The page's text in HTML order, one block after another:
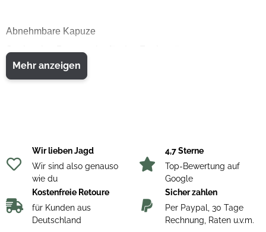
Abnehmbare Kapuze
Vorbereitet für Antennenöffnung
Weitenregulierung am Ärmelbündchen per Riemen mit
Klettverschluss
Verstärkung am hinteren Bereich
Schnellzugriffs-Verschluss
Mehr anzeigen
Wir lieben Jagd
Wir sind also genauso
wie du
4,7 Sterne
Top-Bewertung auf
Google
Kostenfreie Retoure
für Kunden aus
Deutschland
Sicher zahlen
Per Paypal, 30 Tage
Rechnung, Raten u.v.m.